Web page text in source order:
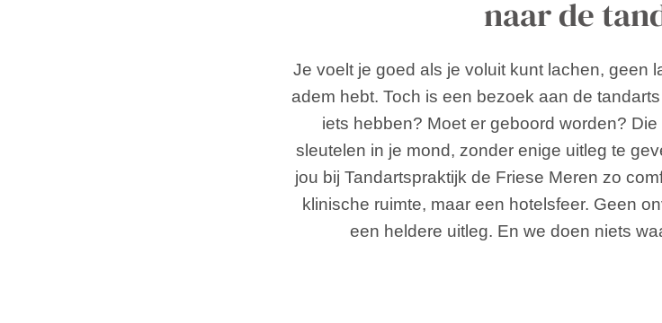
naar de
Je voelt je goed als je voluit kunt lachen, geen
adem hebt. Toch is een bezoek aan de
iets hebben? Moet er geboord worden?
sleutelen in je mond, zonder enige uitleg te
jou bij Tandartspraktijk de Friese Meren zo
klinische ruimte, maar een hotelsfeer. Geen
een heldere uitleg. En we doen niets